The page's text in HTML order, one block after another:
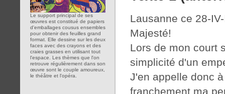
Le support principal de ses
œuvres est constitué de papiers
d'emballages cousus ensembles
pour obtenir des feuilles grand
format. Elle dessine sur les deux
faces avec des crayons et des
craies grasses en utilisant tout
l'espace. Les thèmes que l'on
retrouve régulièrement dans son
œuvre sont le couple amoureux,
le théâtre et l'opéra.
Lausanne ce 28-
Majesté!
Lors de mon court
simplicité d'un
J'en appelle donc
franchement ma